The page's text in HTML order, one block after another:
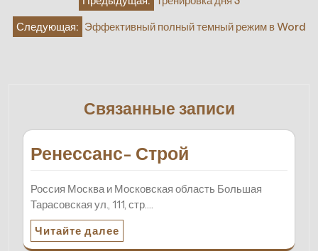
по
записям
Следующая: Эффективный полный темный режим в Word
Связанные записи
Ренессанс- Строй
Россия Москва и Московская область Большая
Тарасовская ул., 111, стр.…
Читайте далее